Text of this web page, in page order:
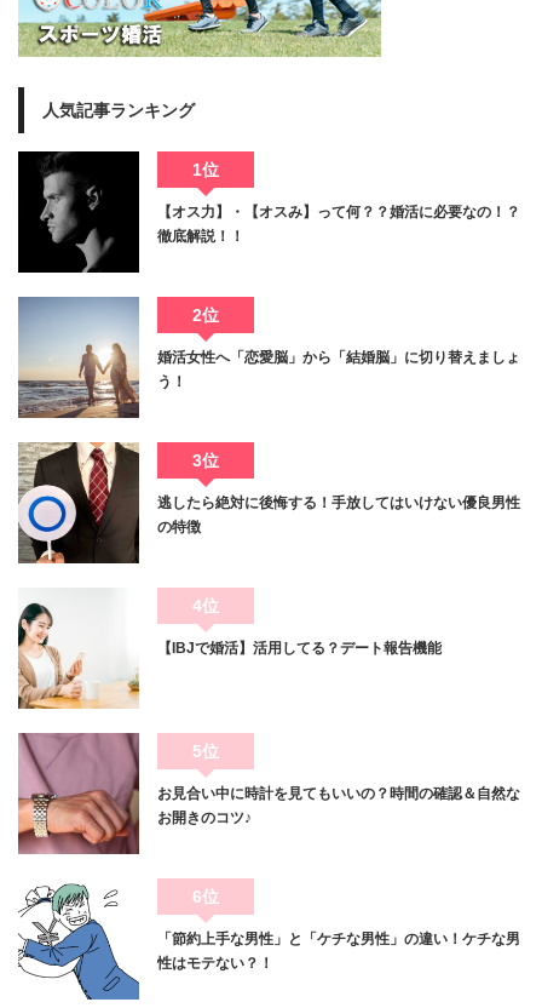
人気記事ランキング
1位
【オス力】・【オスみ】って何？？婚活に必要なの！？
徹底解説！！
2位
婚活女性へ「恋愛脳」から「結婚脳」に切り替えましょ
う！
3位
逃したら絶対に後悔する！手放してはいけない優良男性
の特徴
4位
【IBJで婚活】活用してる？デート報告機能
5位
お見合い中に時計を見てもいいの？時間の確認＆自然な
お開きのコツ♪
6位
「節約上手な男性」と「ケチな男性」の違い！ケチな男
性はモテない？！